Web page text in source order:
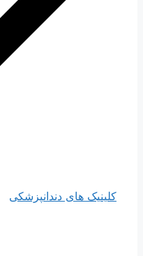
کلینیک های دندانپزشکی